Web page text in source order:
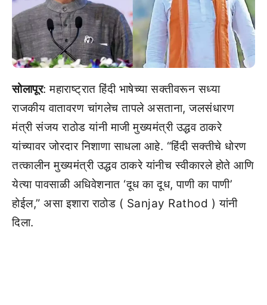
सोलापूर: महाराष्ट्रात हिंदी भाषेच्या सक्तीवरून सध्या
राजकीय वातावरण चांगलेच तापले असताना, जलसंधारण
मंत्री संजय राठोड यांनी माजी मुख्यमंत्री उद्धव ठाकरे
यांच्यावर जोरदार निशाणा साधला आहे. “हिंदी सक्तीचे धोरण
तत्कालीन मुख्यमंत्री उद्धव ठाकरे यांनीच स्वीकारले होते आणि
येत्या पावसाळी अधिवेशनात ‘दूध का दूध, पाणी का पाणी’
होईल,” असा इशारा राठोड ( Sanjay Rathod ) यांनी
दिला.